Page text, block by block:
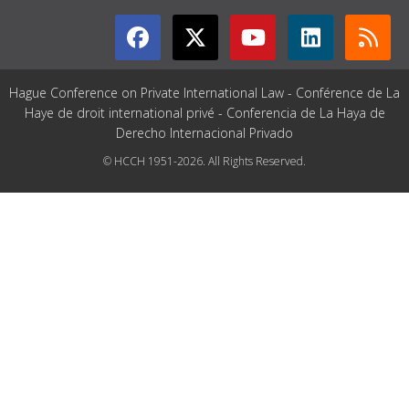
Hague Conference on Private International Law - Conférence de La
Haye de droit international privé - Conferencia de La Haya de
Derecho Internacional Privado
© HCCH 1951-2026. All Rights Reserved.